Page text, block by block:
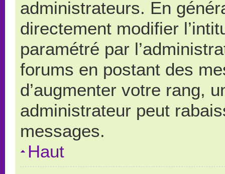
administrateurs. En
directement modifier
paramétré par
forums en postant des
d’augmenter votre rang,
administrateur peut
messages.
Haut